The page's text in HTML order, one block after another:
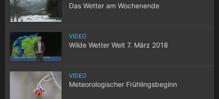
Das Wetter am Wochenende
VIDEO
Wilde Wetter Welt 7. März 2018
VIDEO
Meteorologischer Frühlingsbeginn